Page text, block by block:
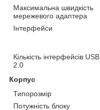
Максимальна швидкість
мережевого адаптера
Інтерфейси
Кількість інтерфейсів USB
2.0
Корпус
Типорозмір
Потужність блоку